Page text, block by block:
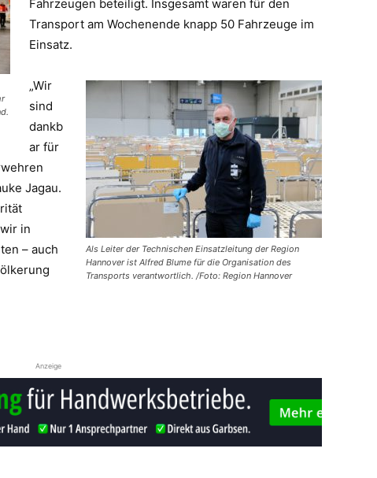
Fahrzeugen beteiligt. Insgesamt waren für den
Transport am Wochenende knapp 50 Fahrzeuge im
Einsatz.
Als Leiter der Technischen Einsatzleitung der Region
Hannover ist Alfred Blume für die Organisation des
Transports verantwortlich. /Foto: Region Hannover
„Wir
sind
dankb
ar für
Jagau.
in
– auch
Anzeige